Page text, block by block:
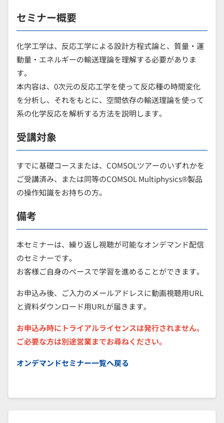
セミナー概要
化学工学は、反応工学による設計方程式論と、質量・運
動量・エネルギーの輸送理論を理解する必要がありま
す。
本内容は、0次元の反応工学を使って反応種の時間変化
を分析し、それをもとに、空間依存の輸送理論を使って
系の化学反応を解析する方法を説明します。
受講対象
すでに基礎コースまたは、COMSOLツアーのいずれかを
ご受講済み、または同等のCOMSOL Multiphysics®製品
の操作知識をお持ちの方。
備考
本セミナーは、繰り返し視聴が可能なオンデマンド配信
のセミナーです。
お客様ご自身のペースで学習を進めることができます。
お申込み後、ご入力のメールアドレスに動画視聴用URL
と資料ダウンロード用URLが届きます。
お申込み時にトライアルライセンスは発行されません。
ご必要な方は別途営業までお尋ねください。
オンデマンドセミナー一覧へ戻る